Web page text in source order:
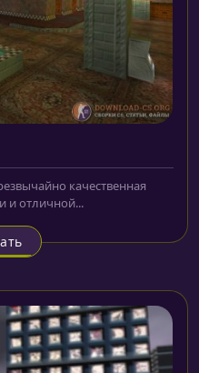
качественная
и отличной...